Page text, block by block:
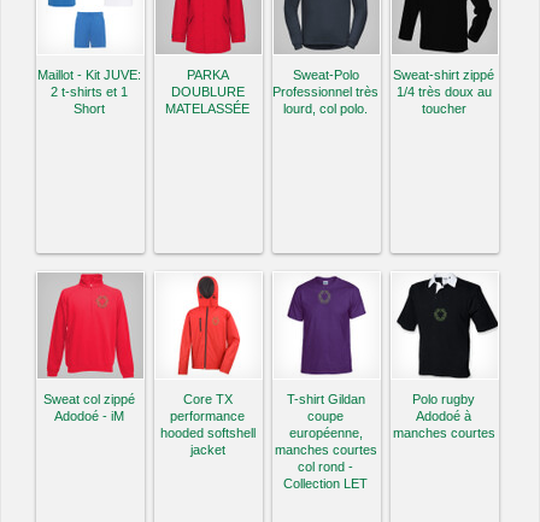
Maillot - Kit JUVE:
2 t-shirts et 1
Short
PARKA
DOUBLURE
MATELASSÉE
Sweat-Polo
Professionnel très
lourd, col polo.
Sweat-shirt zippé
1/4 très doux au
toucher
Sweat col zippé
Adodoé - iM
Core TX
performance
hooded softshell
jacket
T-shirt Gildan
coupe
européenne,
manches courtes
col rond -
Collection LET
Polo rugby
Adodoé à
manches courtes